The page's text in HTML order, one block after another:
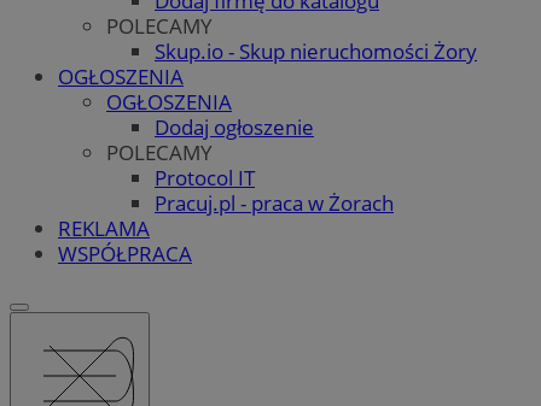
POLECAMY
Skup.io - Skup nieruchomości Żory
OGŁOSZENIA
OGŁOSZENIA
Dodaj ogłoszenie
POLECAMY
Protocol IT
Pracuj.pl - praca w Żorach
REKLAMA
WSPÓŁPRACA